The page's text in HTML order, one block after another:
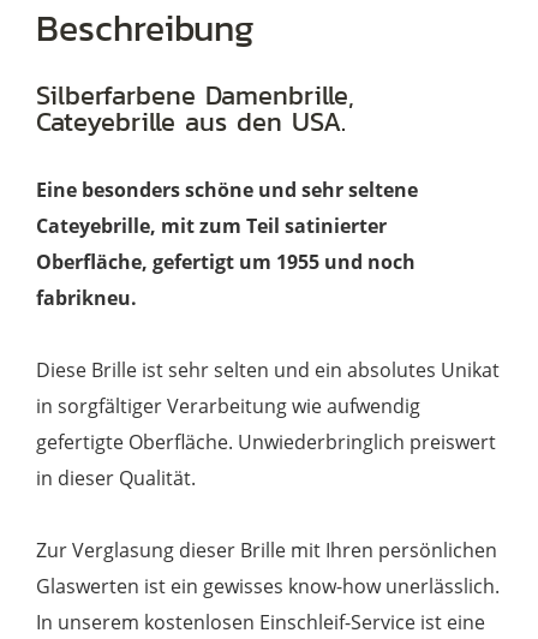
ovale
Silberbrille
Beschreibung
Silberfarbene Damenbrille,
Cateyebrille aus den USA.
Eine besondersschöne und sehr seltene
Cateyebrille, mit zum Teil satinierter
Oberfläche, gefertigt um 1955 und noch
fabrikneu.
Diese Brille ist sehr selten und ein absolutes Unikat
in sorgfältiger Verarbeitung wie aufwendig
gefertigte Oberfläche. Unwiederbringlich preiswert
in dieser Qualität.
Zur Verglasung dieser Brille mit Ihren persönlichen
Glaswerten ist ein gewisses know-how unerlässlich.
In unserem kostenlosen Einschleif-Service ist eine